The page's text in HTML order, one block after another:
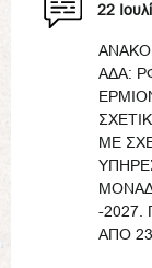
22
ΑΔΑ:
ΜΕ
-2027.
ΑΠΟ